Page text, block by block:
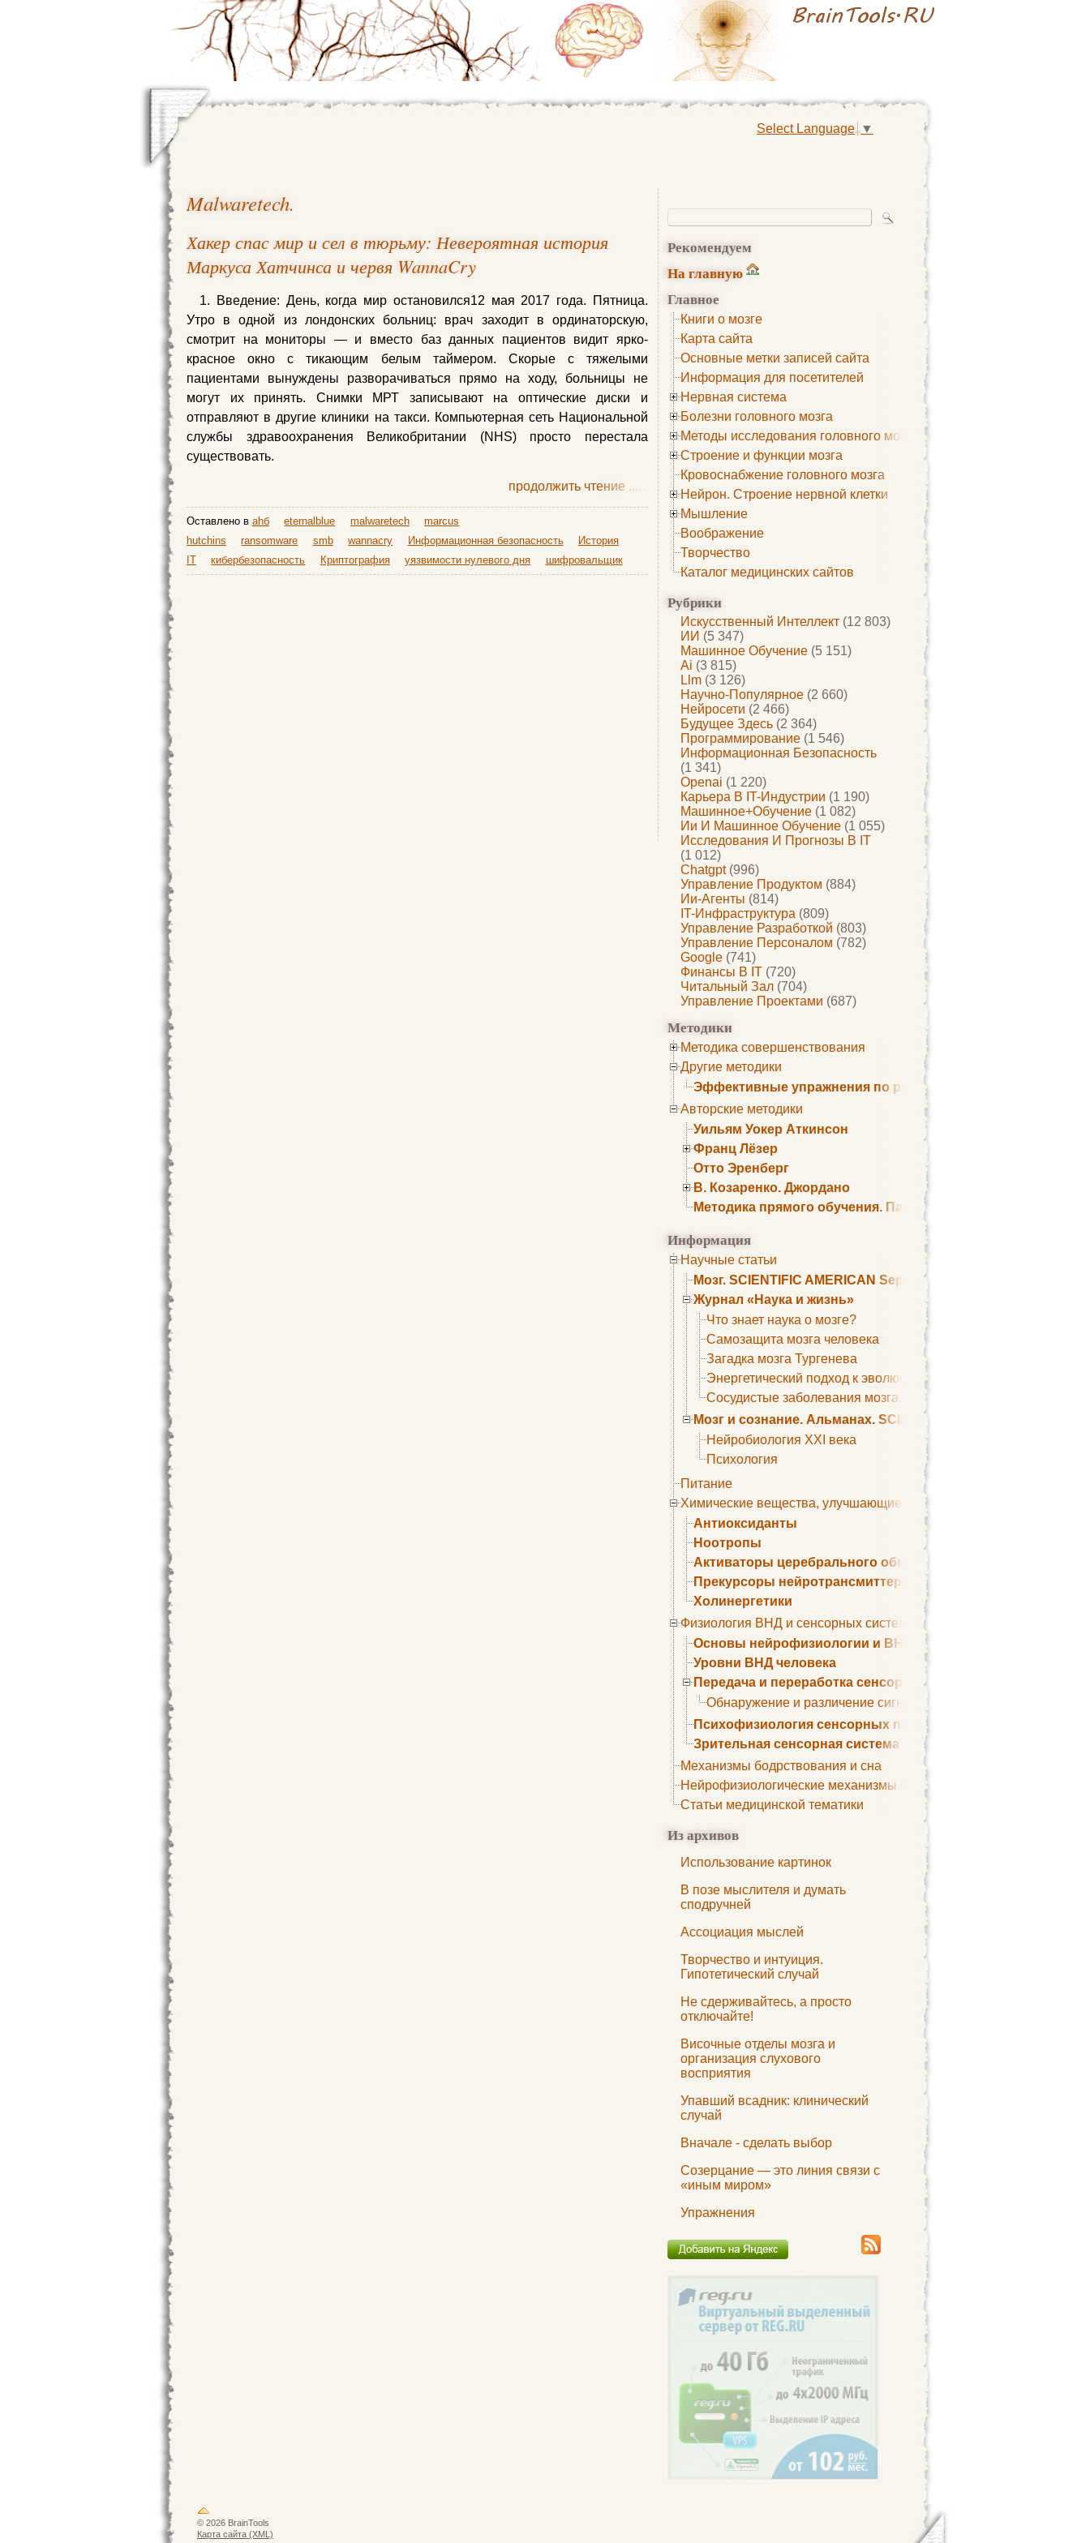
Select Language ▼
Рекомендуем
На главную
Главное
Книги о мозге
Карта сайта
Основные метки записей сайта
Информация для посетителей
Нервная система
Болезни головного мозга
Методы исследования головного мозга
Строение и функции мозга
Кровоснабжение головного мозга
Нейрон. Строение нервной клетки
Мышление
Воображение
Творчество
Каталог медицинских сайтов
Рубрики
Искусственный Интеллект (12 803)
ИИ (5 347)
Машинное Обучение (5 151)
Ai (3 815)
Llm (3 126)
Научно-Популярное (2 660)
Нейросети (2 466)
Будущее Здесь (2 364)
Программирование (1 546)
Информационная Безопасность
(1 341)
Openai (1 220)
Карьера В IT-Индустрии (1 190)
Машинное+обучение (1 082)
Ии И Машинное Обучение (1 055)
Исследования И Прогнозы В IT
(1 012)
Chatgpt(996)
Управление Продуктом (884)
Ии-Агенты (814)
IT-Инфраструктура (809)
Управление Разработкой (803)
Управление Персоналом (782)
Google (741)
Финансы В IT (720)
Читальный Зал (704)
Управление Проектами (687)
Методики
Методика совершенствования
Другие методики
Эффективные упражнения по развитию памяти
Авторские методики
Уильям Уокер Аткинсон
Франц Лёзер
Отто Эренберг
В. Козаренко. Джордано
Методика прямого обучения. Пауль Шелли
Информация
Научные статьи
Мозг. SCIENTIFIC AMERICAN September 1979
Журнал «Наука и жизнь»
Что знает наука о мозге?
Самозащита мозга человека
Загадка мозга Тургенева
Энергетический подход к эволюции мозга
Сосудистые заболевания мозга. Все может начаться с
Мозг и сознание. Альманах. SCIENTIFIC AMERICAN
Нейробиология XXI века
Психология
Питание
Химические вещества, улучшающие умственные способности
Антиоксиданты
Ноотропы
Активаторы церебрального обмена веществ
Прекурсоры нейротрансмиттеров
Холинергетики
Физиология ВНД и сенсорных систем
Основы нейрофизиологии и ВНД
Уровни ВНД человека
Передача и переработка сенсорных сигналов
Обнаружение и различение сигналов. Сенсорная рецепция
Психофизиология сенсорных процессов
Зрительная сенсорная система
Механизмы бодрствования и сна
Нейрофизиологические механизмы сна
Статьи медицинской тематики
Из архивов
Использование картинок
В позе мыслителя и думать
сподручней
Ассоциация мыслей
Творчество и интуиция.
Гипотетический случай
Не сдерживайтесь, а просто
отключайте!
Височные отделы мозга и
организация слухового
восприятия
Упавший всадник: клинический
случай
Вначале - сделать выбор
Созерцание — это линия связи с
«иным миром»
Упражнения
Malwaretech.
Хакер спас мир и сел в тюрьму: Невероятная история
Маркуса Хатчинса и червя WannaCry
1. Введение: День, когда мир остановился12 мая 2017 года. Пятница.
Утро в одной из лондонских больниц: врач заходит в ординаторскую,
смотрит на мониторы — и вместо баз данных пациентов видит ярко-
красное окно с тикающим белым таймером. Скорые с тяжелыми
пациентами вынуждены разворачиваться прямо на ходу, больницы не
могут их принять. Снимки МРТ записывают на оптические диски и
отправляют в другие клиники на такси. Компьютерная сеть Национальной
службы здравоохранения Великобритании (NHS) просто перестала
существовать.
продолжить чтение ......
Оставлено в ahб eternalblue malwaretech
marcus
hutchins
ransomware smb wannacry Информационная безопасность
История
IT
кибербезопасность Криптография уязвимости нулевого дня шифровальщик
© 2026 BrainTools
Карта сайта (XML)